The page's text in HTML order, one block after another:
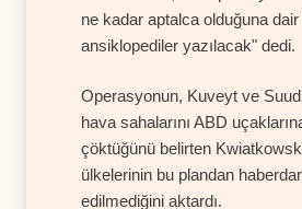
ne kadar aptalca olduğuna
ansiklopediler yazılacak" dedi.
Operasyonun, Kuveyt ve Suudi
hava sahalarını ABD
çöktüğünü belirten
ülkelerinin bu plandan
edilmediğini aktardı.